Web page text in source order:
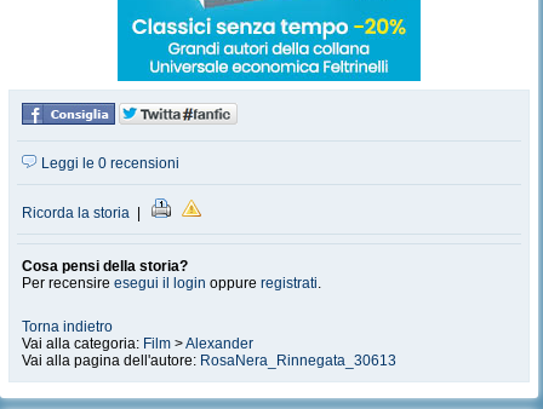
Leggi le 0 recensioni
Ricorda la storia
Cosa pensi della storia?
Per recensire esegui il login oppure registrati.
Torna indietro
Vai alla categoria: Film >Alexander
Vai alla pagina dell'autore: RosaNera_Rinnegata_30613